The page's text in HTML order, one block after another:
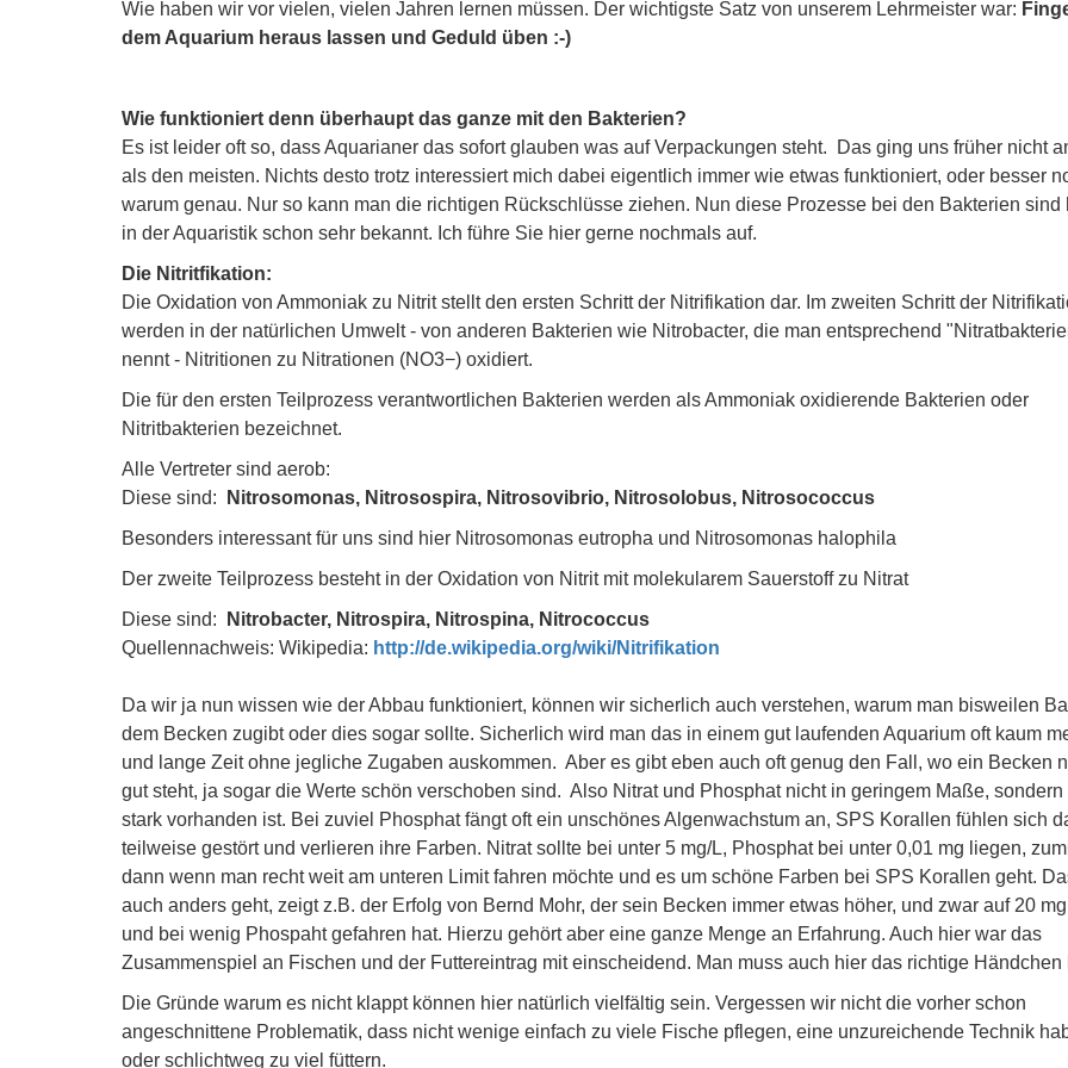
Wie haben wir vor vielen, vielen Jahren lernen müssen. Der wichtigste Satz von unserem Lehrmeister war:
dem Aquarium heraus lassen und Geduld üben :-)
Wie funktioniert denn überhaupt das ganze mit den Bakterien?
Es ist leider oft so, dass Aquarianer das sofort glauben was auf Verpackungen steht. Das ging uns früher nicht
als den meisten. Nichts desto trotz interessiert mich dabei eigentlich immer wie etwas funktioniert, oder besser
warum genau. Nur so kann man die richtigen Rückschlüsse ziehen. Nun diese Prozesse bei den Bakterien sind
in der Aquaristik schon sehr bekannt. Ich führe Sie hier gerne nochmals auf.
Die Nitritfikation:
Die Oxidation von Ammoniak zu Nitrit stellt den ersten Schritt der Nitrifikation dar. Im zweiten Schritt der
werden in der natürlichen Umwelt - von anderen Bakterien wie Nitrobacter, die man entsprechend
nennt - Nitritionen zu Nitrationen (NO3−) oxidiert.
Die für den ersten Teilprozess verantwortlichen Bakterien werden als Ammoniak oxidierende Bakterien oder
Nitritbakterien bezeichnet.
Alle Vertreter sind aerob:
Diese sind:
Nitrosomonas, Nitrosospira, Nitrosovibrio, Nitrosolobus, Nitrosococcus
Besonders interessant für uns sind hier Nitrosomonas eutropha und Nitrosomonas halophila
Der zweite Teilprozess besteht in der Oxidation von Nitrit mit molekularem Sauerstoff zu Nitrat
Diese sind:
Nitrobacter, Nitrospira, Nitrospina, Nitrococcus
Quellennachweis: Wikipedia: http://de.wikipedia.org/wiki/Nitrifikation
Da wir ja nun wissen wie der Abbau funktioniert, können wir sicherlich auch verstehen, warum man bisweilen
dem Becken zugibt oder dies sogar sollte. Sicherlich wird man das in einem gut laufenden Aquarium oft kaum
und lange Zeit ohne jegliche Zugaben auskommen. Aber es gibt eben auch oft genug den Fall, wo ein Becken
gut steht, ja sogar die Werte schön verschoben sind. Also Nitrat und Phosphat nicht in geringem Maße, sondern
stark vorhanden ist. Bei zuviel Phosphat fängt oft ein unschönes Algenwachstum an, SPS Korallen fühlen sich
teilweise gestört und verlieren ihre Farben. Nitrat sollte bei unter 5 mg/L, Phosphat bei unter 0,01 mg liegen,
dann wenn man recht weit am unteren Limit fahren möchte und es um schöne Farben bei SPS Korallen geht.
auch anders geht, zeigt z.B. der Erfolg von Bernd Mohr, der sein Becken immer etwas höher, und zwar auf 20
und bei wenig Phospaht gefahren hat. Hierzu gehört aber eine ganze Menge an Erfahrung. Auch hier war das
Zusammenspiel an Fischen und der Futtereintrag mit einscheidend. Man muss auch hier das richtige Händchen
Die Gründe warum es nicht klappt können hier natürlich vielfältig sein. Vergessen wir nicht die vorher schon
angeschnittene Problematik, dass nicht wenige einfach zu viele Fische pflegen, eine unzureichende Technik
oder schlichtweg zu viel füttern.